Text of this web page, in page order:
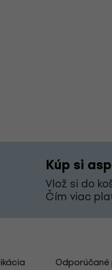
Kúp si
Vlož si do
Čím viac